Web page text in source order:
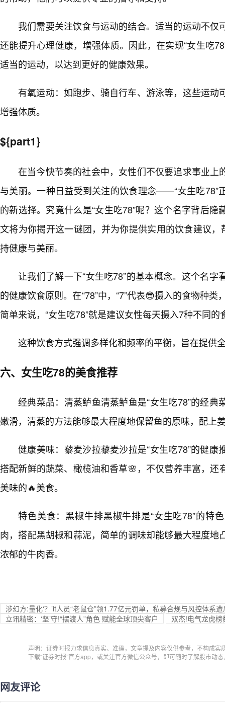
我们需要关注饮食与运动的结合。适当的运动不仅
还能提升心理健康，增强体质。因此，在实现“女生吃
适当的运动，以达到更好的健康效果。
有氧运动：如跑步、骑自行车、游泳等，这些运动
增强体质。
${part1}
在当今快节奏的社会中，女性们不仅要追求事业上
与美丽。一种日益受到关注的饮食理念——“女生吃78”
的新选择。究竟什么是“女生吃78”呢？这个名字背后
文将为你揭开这一谜团，并为你提供实用的饮食建议，
持健康与美丽。
让我们了解一下“女生吃78”的基本概念。这个名
的健康饮食原则。在“78”中，“7”代表😎摄入的食物种类
简单来说，“女生吃78”就是建议女性每天摄入7种不同
这种饮食方式强调多样化和频率的平衡，旨在提供
六、女生吃78的美食推荐
经典菜品：清蒸鲈鱼清蒸鲈鱼是“女生吃78”的经
嫩滑，清蒸的方法能够最大程度地保留鱼的原味，配上
健康美味：藜麦沙拉藜麦沙拉是“女生吃78”的健
搭配新鲜的蔬菜、橄榄油和香草🌸，不仅营养丰富，还
美味的🔥美食。
特色美食：黑椒牛排黑椒牛排是“女生吃78”的特
肉，搭配黑胡椒和蒜泥，简单的调味却能够最大程度地
浓郁的牛肉香。
涉幻方:量化‘？’it人员“老鼠仓”领1.77亿元罚单，私募合规与风控体系
立讯精密：‘坚’守!“摆渡人”角色 赋能全球顶尖客户
双杰!电气龙虎
声明：证券时报力求信息真实、准确，文章提及内容仅供参考，不构成实
下载“证券时报”官方app，或关注官方微信公众号，即可随时了解股市动
网友评论